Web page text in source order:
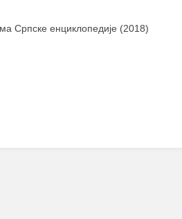
Српске енциклопедије (2018)